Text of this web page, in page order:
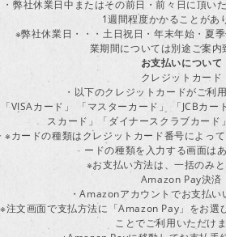
・弊社休業日中またはその前日・前々日に頂い
1週間程度かかることがあ
※弊社休業日・・・土日祝日・年末年始・夏
業期間については別途ご案内
お支払いについて
クレジットカード
・以下のクレジットカードがご利
「VISAカード」 「マスターカード」 「JCBカ
スカード」「ダイナースクラブカード
※カードの種類はクレジットカード番号によっ
ードの種類を入力する画面はあ
※お支払い方法は、一括のみと
Amazon Pay決済
・Amazonアカウントでお支払い
※注文画面で支払方法に「Amazon Pay」をお選
ことでご利用いただけま